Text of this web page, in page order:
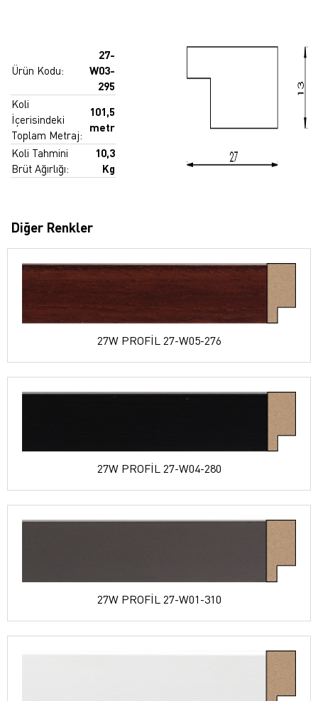
Ürün Kodu:
27-
W03-
295
Koli
İçerisindeki
Toplam Metraj:
101,5
metr
Koli Tahmini
Brüt Ağırlığı:
10,3
Kg
Diğer Renkler
27W PROFİL 27-W05-276
27W PROFİL 27-W04-280
27W PROFİL 27-W01-310